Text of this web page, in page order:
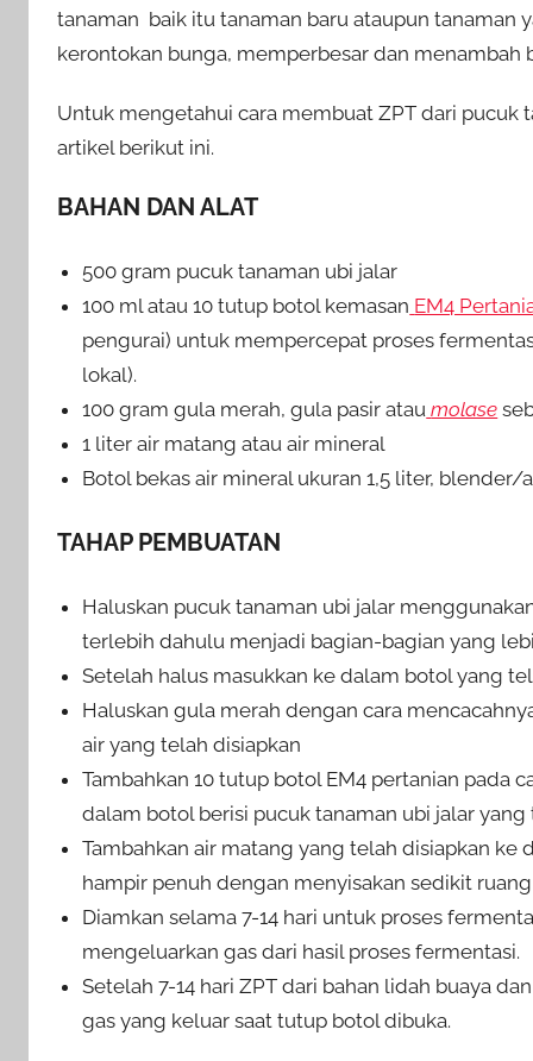
tanaman baik itu tanaman baru ataupun tanaman
kerontokan bunga, memperbesar dan
Untuk mengetahui cara membuat ZPT dari pucuk
artikel berikut ini.
BAHAN DAN ALAT
500 gram pucuk tanaman ubi jalar
100 ml atau 10 tutup botol kemasan EM4
pengurai) untuk mempercepat proses
lokal).
100 gram gula merah, gula pasir atau molase
1 liter air matang atau air mineral
Botol bekas air mineral ukuran 1,5 liter,
TAHAP PEMBUATAN
Haluskan pucuk tanaman ubi jalar
terlebih dahulu menjadi bagian-bagian yang
Setelah halus masukkan ke dalam botol yang
Haluskan gula merah dengan cara
air yang telah disiapkan
Tambahkan 10 tutup botol EM4 pertanian pada
dalam botol berisi pucuk tanaman ubi jalar yang
Tambahkan air matang yang telah disiapkan
hampir penuh dengan menyisakan sedikit
Diamkan selama 7-14 hari untuk proses
mengeluarkan gas dari hasil proses fermentasi.
Setelah 7-14 hari ZPT dari bahan lidah buaya
gas yang keluar saat tutup botol dibuka.